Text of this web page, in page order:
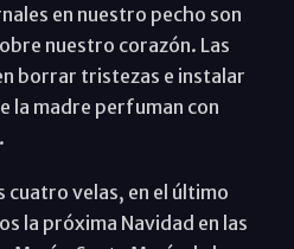
en nuestro pecho son
nuestro corazón. Las
borrar tristezas e instalar
la madre perfuman con
cuatro velas, en el último
la próxima Navidad en las